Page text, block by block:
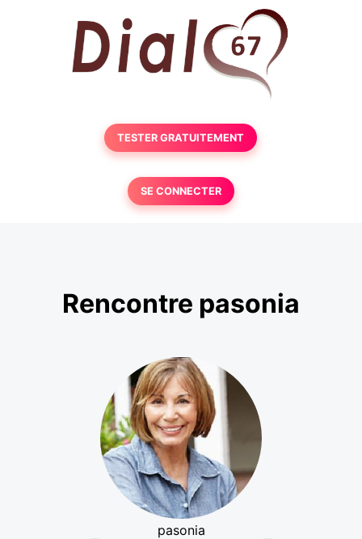
TESTER GRATUITEMENT
SE CONNECTER
Rencontre pasonia
pasonia